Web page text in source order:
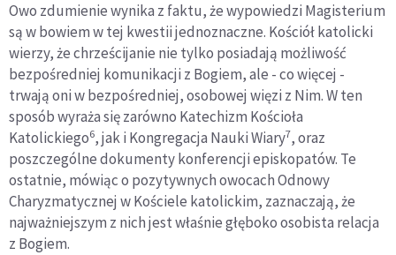
Owo zdumienie wynika z faktu, że wypowiedzi Magisterium
są w bowiem w tej kwestii jednoznaczne. Kościół katolicki
wierzy, że chrześcijanie nie tylko posiadają możliwość
bezpośredniej komunikacji z Bogiem, ale - co więcej -
trwają oni w bezpośredniej, osobowej więzi z Nim. W ten
sposób wyraża się zarówno Katechizm Kościoła
Katolickiego6, jak i Kongregacja Nauki Wiary7, oraz
poszczególne dokumenty konferencji episkopatów. Te
ostatnie, mówiąc o pozytywnych owocach Odnowy
Charyzmatycznej w Kościele katolickim, zaznaczają, że
najważniejszym z nich jest właśnie głęboko osobista relacja
z Bogiem.